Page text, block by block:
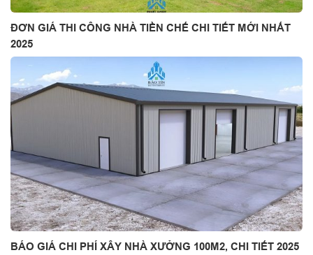
ĐƠN GIÁ THI CÔNG NHÀ TIỀN CHẾ CHI TIẾT MỚI NHẤT
2025
BÁO GIÁ CHI PHÍ XÂY NHÀ XƯỞNG 100M2, CHI TIẾT 2025